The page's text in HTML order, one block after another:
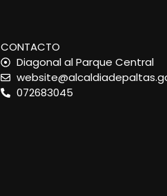
CONTACTO
Diagonal al Parque Central
072683045